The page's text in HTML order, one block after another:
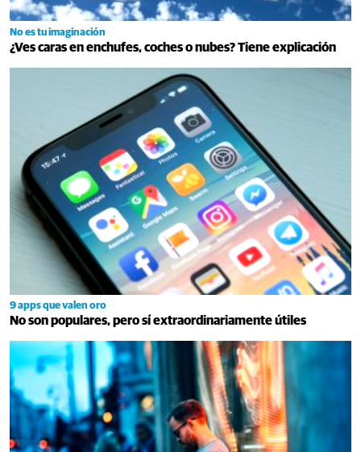
No es tu imaginación
¿Ves caras en enchufes, coches o nubes? Tiene explicación
9 apps que valen oro
No son populares, pero sí extraordinariamente útiles